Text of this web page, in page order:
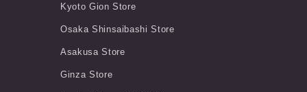
Kyoto Gion Store
Osaka Shinsaibashi Store
Asakusa Store
Ginza Store